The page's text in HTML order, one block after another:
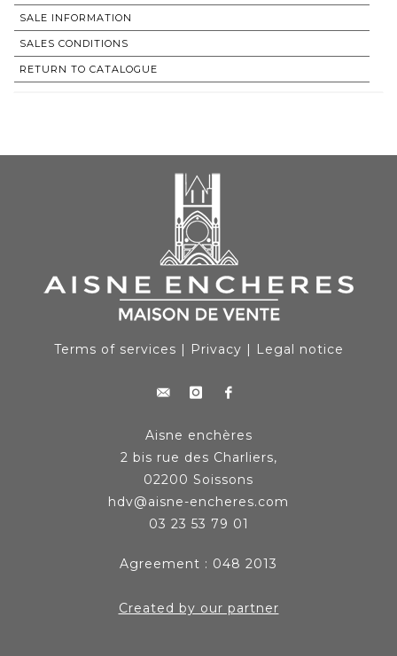
SALE INFORMATION
SALES CONDITIONS
RETURN TO CATALOGUE
Terms of services | Privacy | Legal notice
Aisne enchères
2 bis rue des Charliers,
02200 Soissons
hdv@aisne-encheres.com
03 23 53 79 01
Agreement : 048 2013
Created by our partner